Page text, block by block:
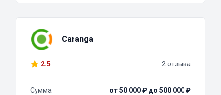
Caranga
2.5 2 отзыва
Сумма
от 50 000 ₽ до 500 000 ₽